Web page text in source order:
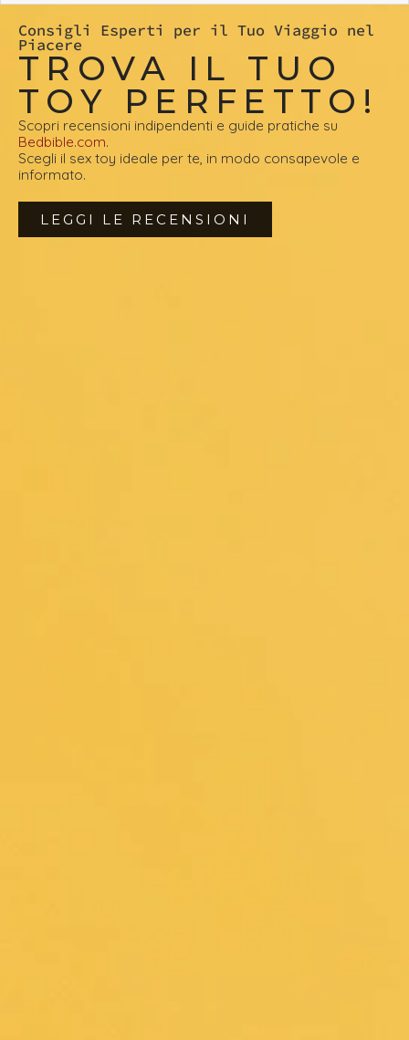
Consigli Esperti per il Tuo Viaggio nel
Piacere
TROVA IL TUO
TOY PERFETTO!
Scopri recensioni indipendenti e guide pratiche su
Bedbible.com.
Scegli il sex toy ideale per te, in modo consapevole e
informato.
LEGGI LE RECENSIONI